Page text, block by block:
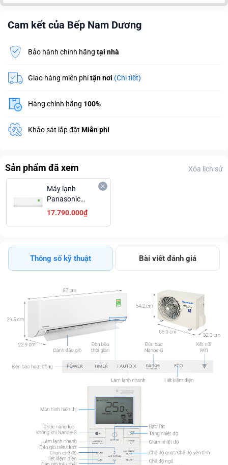
Cam kết của Bếp Nam Dương
Bảo hành chính hãng tại nhà
Giao hàng miễn phítận nơi (Chi tiết)
Hàng chính hãng 100%
Khảo sát lắp đặt Miễn phí
Sản phẩm đã xem Xóa lịch sử
Máy lạnh
Panasonic
Inverter 1.5 HP
17.790.000₫
Thông số kỹ thuật Bài viết đánh giá